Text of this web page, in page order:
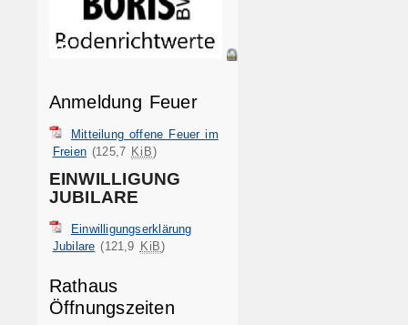
Anmeldung Feuer
Mitteilung offene Feuer im
Freien (125,7 KiB)
EINWILLIGUNG
JUBILARE
Einwilligungserklärung
Jubilare (121,9 KiB)
Rathaus
Öffnungszeiten